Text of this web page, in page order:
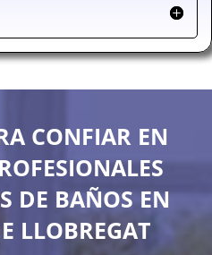
CONFIAR EN
DE BAÑOS EN
LLOBREGAT